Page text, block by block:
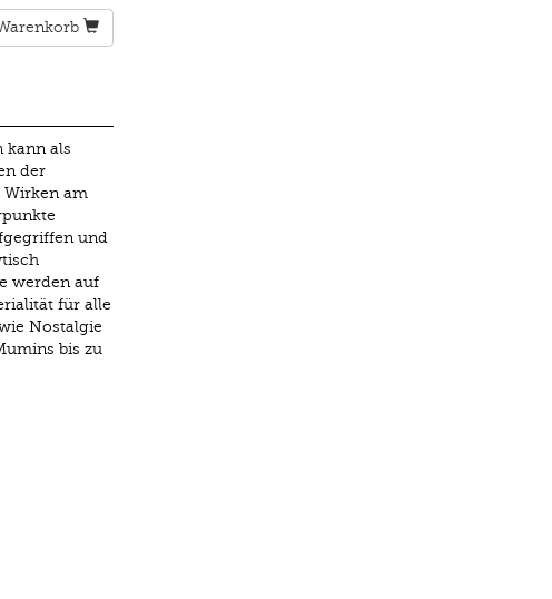
kann als
der
am
und
werden auf
für alle
Nostalgie
bis zu